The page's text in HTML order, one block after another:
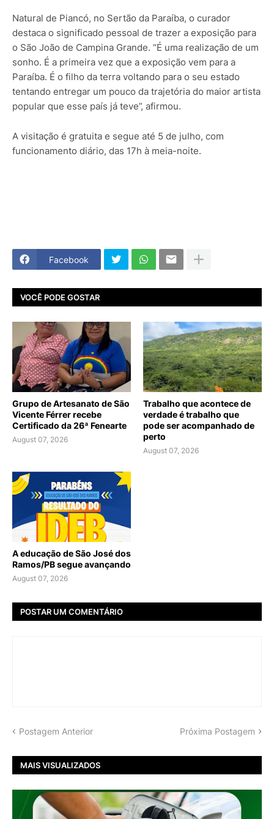
Natural de Piancó, no Sertão da Paraíba, o curador
destaca o significado pessoal de trazer a exposição para
o São João de Campina Grande. “É uma realização de um
sonho. É a primeira vez que a exposição vem para a
Paraíba. É o filho da terra voltando para o seu estado
tentando entregar um pouco da trajetória do maior artista
popular que esse país já teve”, afirmou.
A visitação é gratuita e segue até 5 de julho, com
funcionamento diário, das 17h à meia-noite.
Facebook
VOCÊ PODE GOSTAR
Grupo de Artesanato de São
Vicente Férrer recebe
Certificado da 26ª Fenearte
August 07, 2026
Trabalho que acontece de
verdade é trabalho que
pode ser acompanhado de
perto
August 07, 2026
A educação de São José dos
Ramos/PB segue avançando
August 07, 2026
POSTAR UM COMENTÁRIO
Postagem Anterior Próxima Postagem
MAIS VISUALIZADOS